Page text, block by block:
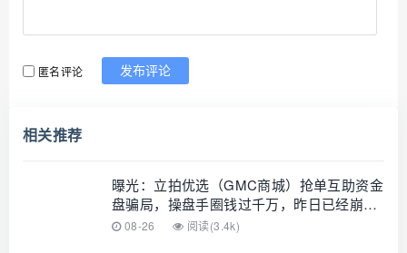
匿名评论 发布评论
相关推荐
曝光：立拍优选（GMC商城）抢单互助资金
盘骗局，操盘手圈钱过千万，昨日已经崩盘
跑路，操盘手资料曝光，维权中！
08-26 阅读(3.4k)